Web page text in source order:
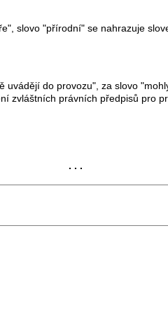
"přírodní" se nahrazuje
do provozu", za slovo
zvláštních právních předpisů pro
. . .